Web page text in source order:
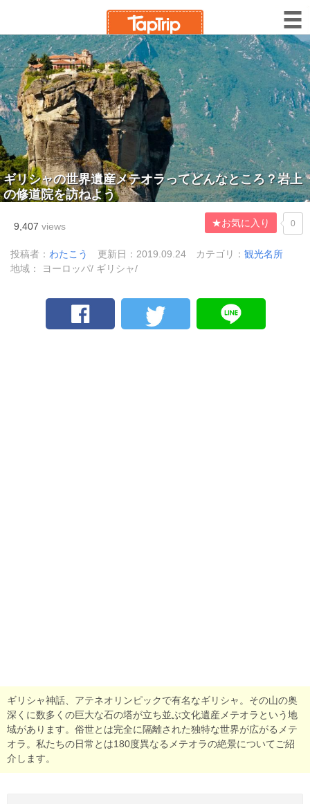
ギリシャの世界遺産メテオラってどんなところ？岩上
の修道院を訪ねよう
9,407 views ★お気に入り 0
投稿者： わたこう 更新日：2019.09.24 カテゴリ： 観光名所
地域： ヨーロッパ/ ギリシャ/
ギリシャ神話、アテネオリンピックで有名なギリシャ。その山の奥
深くに数多くの巨大な石の塔が立ち並ぶ文化遺産メテオラという地
域があります。俗世とは完全に隔離された独特な世界が広がるメテ
オラ。私たちの日常とは180度異なるメテオラの絶景についてご紹
介します。